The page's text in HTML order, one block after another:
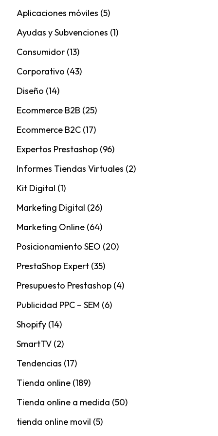
Aplicaciones móviles (5)
Ayudas y Subvenciones (1)
Consumidor(13)
Corporativo (43)
Diseño (14)
Ecommerce B2B (25)
Ecommerce B2C(17)
Expertos Prestashop(96)
Informes Tiendas Virtuales (2)
Kit Digital (1)
Marketing Digital (26)
Marketing Online(64)
Posicionamiento SEO (20)
PrestaShop Expert(35)
Presupuesto Prestashop(4)
Publicidad PPC – SEM (6)
Shopify(14)
SmartTV(2)
Tendencias (17)
Tienda online(189)
Tienda online a medida (50)
tienda online movil (5)